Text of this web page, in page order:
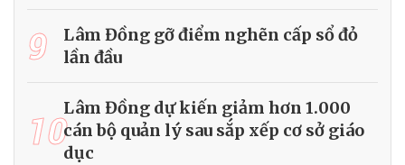
9
Lâm Đồng gỡ điểm nghẽn cấp sổ đỏ
lần đầu
10Lâm Đồng dự kiến giảm hơn 1.000
cán bộ quản lý sau sắp xếp cơ sở giáo
dục